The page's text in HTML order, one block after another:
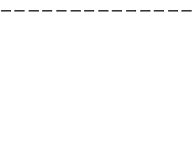
ーーーーーーーーーーーーー